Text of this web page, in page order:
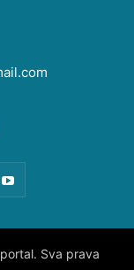
Sva prava